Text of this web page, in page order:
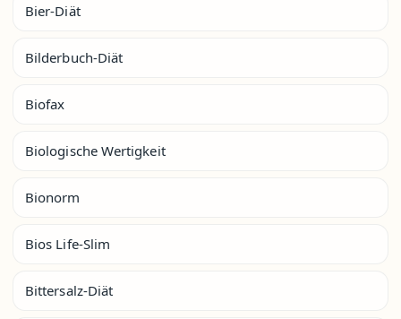
Bier-Diät
Bilderbuch-Diät
Biofax
Biologische Wertigkeit
Bionorm
Bios Life-Slim
Bittersalz-Diät